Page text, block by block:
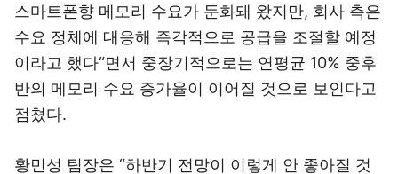
스마트폰향 메모리 수요가 둔화돼 왔지만, 회사 측은
수요 정체에 대응해 즉각적으로 공급을 조절할 예정
이라고 했다“면서 중장기적으로는 연평균 10% 중후
반의 메모리 수요 증가율이 이어질 것으로 보인다고
점쳤다.
황민성 팀장은 “하반기 전망이 이렇게 안 좋아질 것